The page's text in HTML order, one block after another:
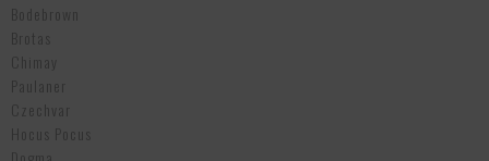
Bodebrown
Brotas
Chimay
Paulaner
Czechvar
Hocus Pocus